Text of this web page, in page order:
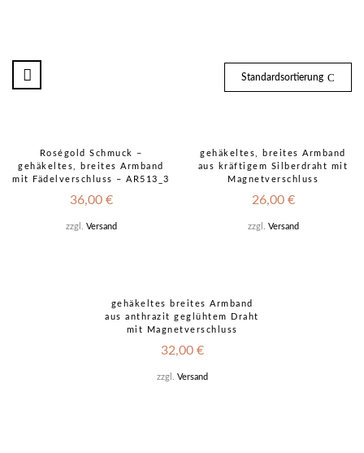
Standardsortierung
Roségold Schmuck –
gehäkeltes, breites Armband
mit Fädelverschluss – AR513_3
36,00 €
zzgl. Versand
out!
gehäkeltes, breites Armband
aus kräftigem Silberdraht mit
Magnetverschluss
26,00 €
zzgl. Versand
gehäkeltes breites Armband
aus anthrazit geglühtem Draht
mit Magnetverschluss
32,00 €
zzgl. Versand